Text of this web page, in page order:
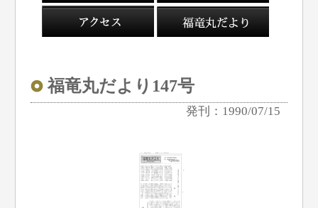
福竜丸だより147号
発刊：1990/07/15